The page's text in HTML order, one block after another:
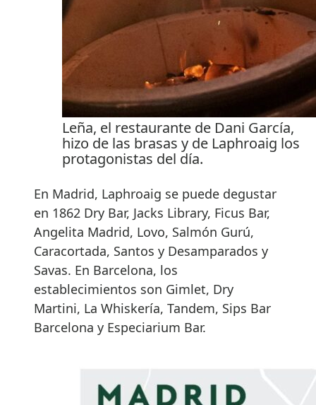
Leña, el restaurante de Dani García,
hizo de las brasas y de Laphroaig los
protagonistas del día.
En Madrid, Laphroaig se puede degustar
en 1862 Dry Bar, Jacks Library, Ficus Bar,
Angelita Madrid, Lovo, Salmón Gurú,
Caracortada, Santos y Desamparados y
Savas. En Barcelona, los
establecimientos son Gimlet, Dry
Martini, La Whiskería, Tandem, Sips Bar
Barcelona y Especiarium Bar.